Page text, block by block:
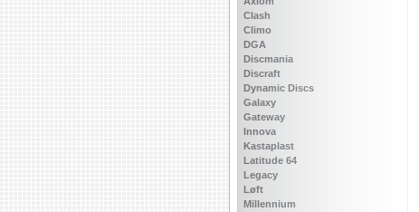
Clash
Climo
DGA
Discmania
Discraft
Dynamic Discs
Galaxy
Gateway
Innova
Kastaplast
Latitude 64
Legacy
Løft
Millennium